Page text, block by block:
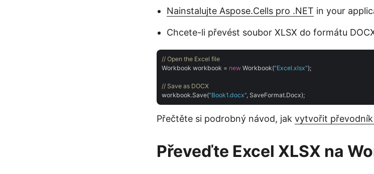
Nainstalujte Aspose.Cells pro .NET in your
Chcete-li převést soubor XLSX do formátu
// Open the Excel file
Workbook workbook = new Workbook("Excel.xlsx");
// Save as DOCX
workbook.Save("Book1.docx"
Přečtěte si podrobný návod, jak vytvořit převodník
Převeďte Excel XLSX na